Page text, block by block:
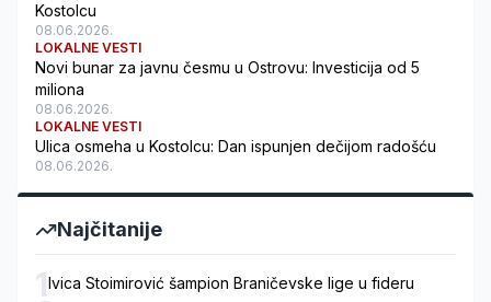
Kostolcu
08.06.2026.
LOKALNE VESTI
Novi bunar za javnu česmu u Ostrovu: Investicija od 5
miliona
08.06.2026.
LOKALNE VESTI
Ulica osmeha u Kostolcu: Dan ispunjen dečijom radošću
08.06.2026.
Najčitanije
1Ivica Stoimirović šampion Braničevske lige u fideru